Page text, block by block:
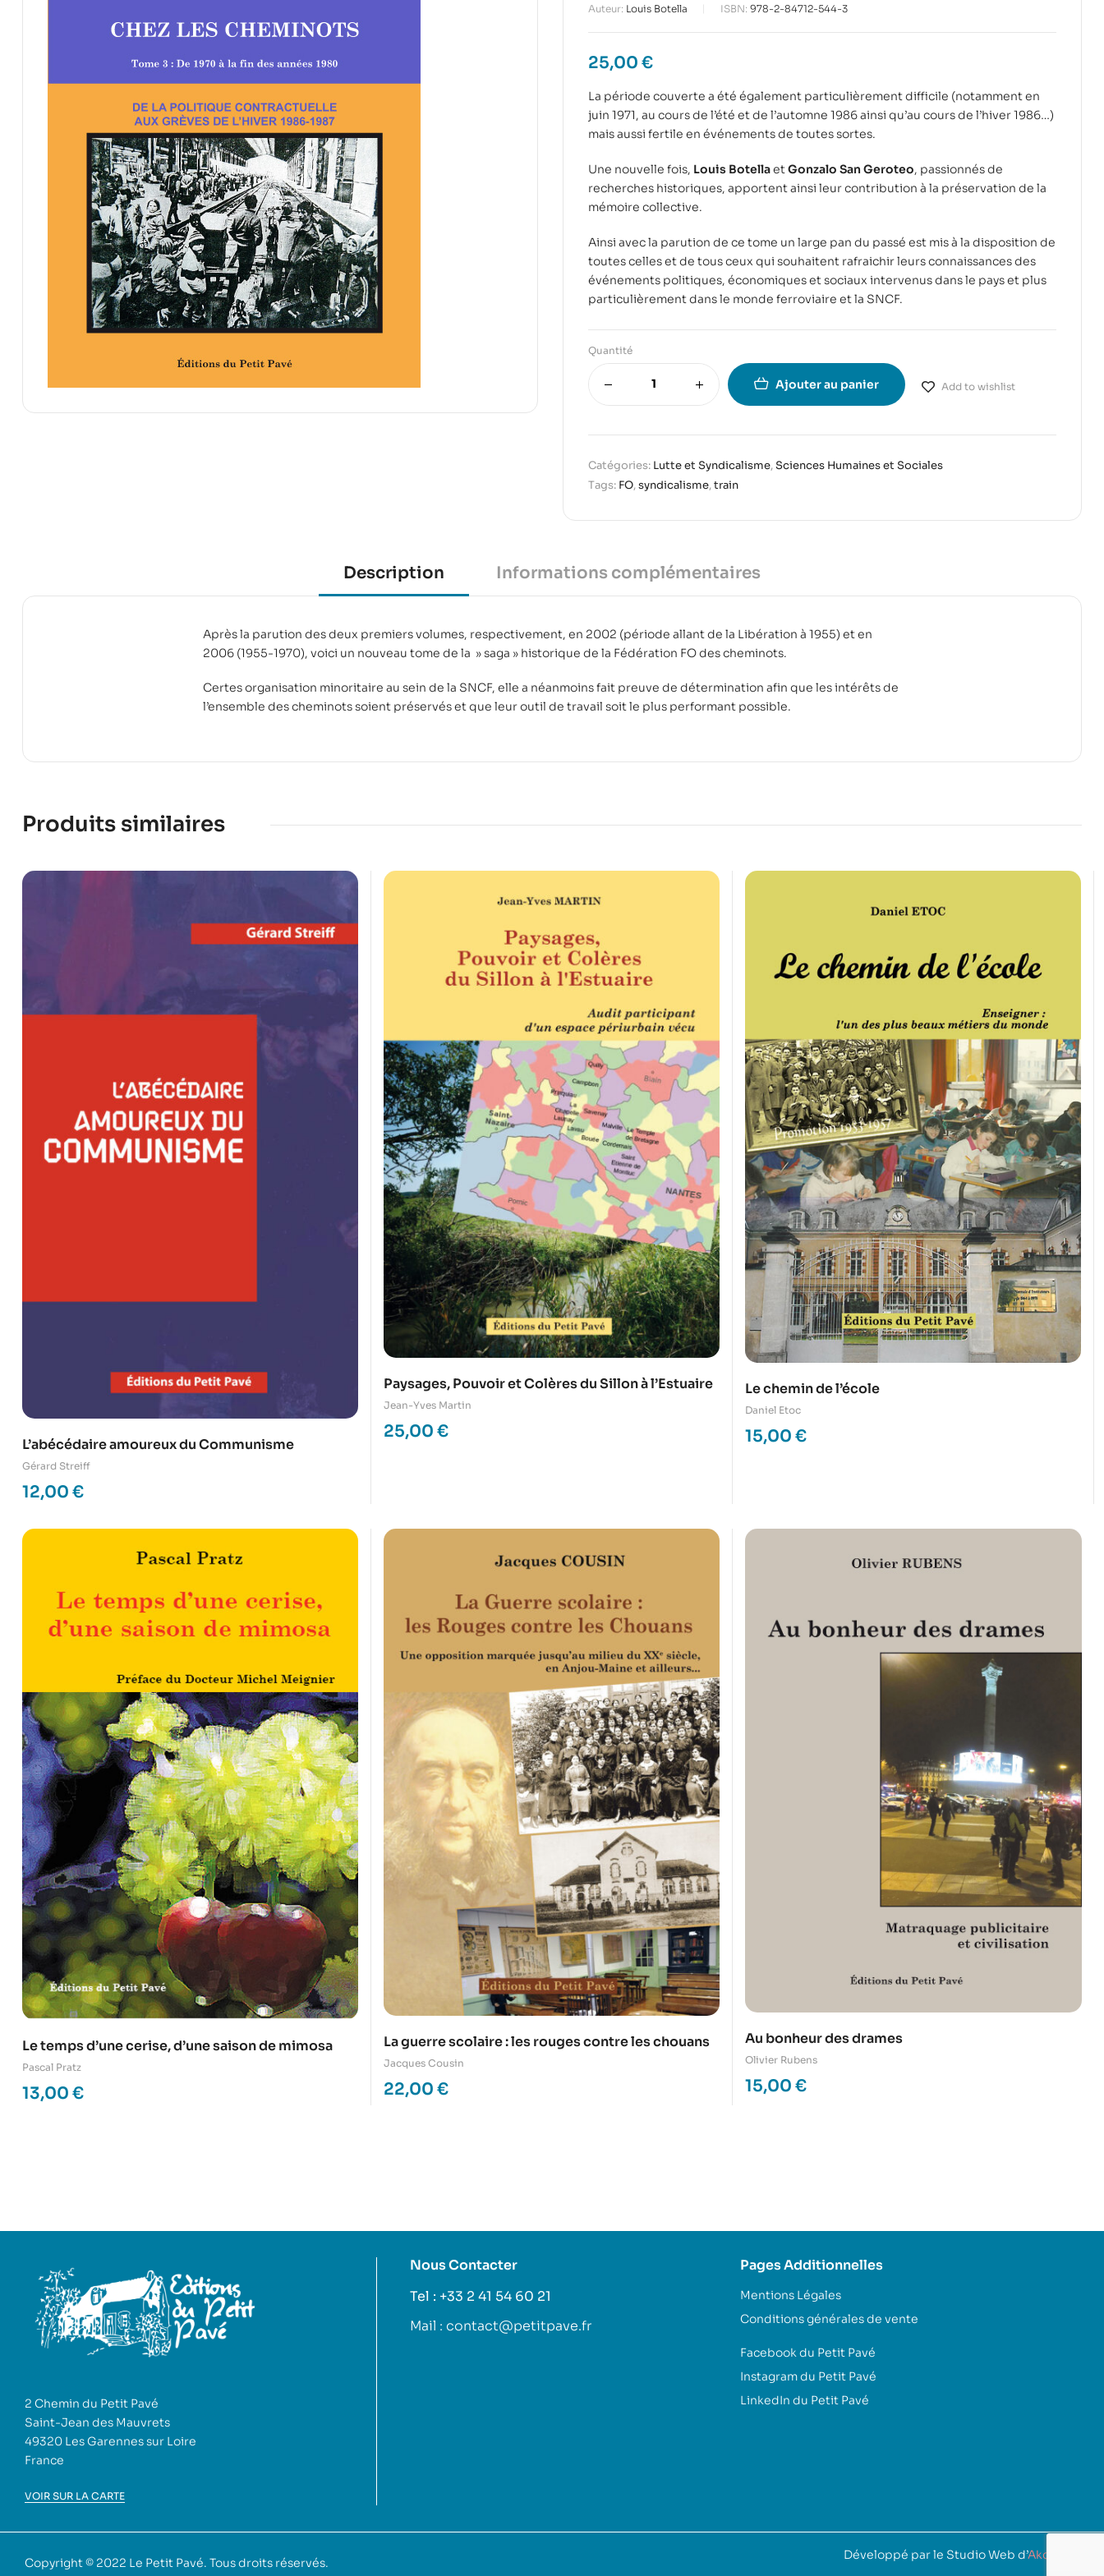
Auteur: Louis Botella ISBN: 978-2-84712-544-3
25,00 €
La période couverte a été également particulièrement difficile (notamment en
juin 1971, au cours de l’été et de l’automne 1986 ainsi qu’au cours de l’hiver 1986…)
mais aussi fertile en événements de toutes sortes.
Une nouvelle fois, Louis BotellaetGonzalo San Geroteo, passionnés de
recherches historiques, apportent ainsi leur contribution à la préservation de la
mémoire collective.
Ainsi avec la parution de ce tome un large pan du passé est mis à la disposition de
toutes celles et de tous ceux qui souhaitent rafraichir leurs connaissances des
événements politiques, économiques et sociaux intervenus dans le pays et plus
particulièrement dans le monde ferroviaire et la SNCF.
Quantité
Ajouter au panier Add to wishlist
Catégories: Lutte et Syndicalisme,Sciences Humaines et Sociales
Tags: FO,syndicalisme,train
Description Informations complémentaires
Après la parution des deux premiers volumes, respectivement, en 2002 (période allant de la Libération à 1955) et en
2006 (1955-1970), voici un nouveau tome de la » saga » historique de la Fédération FO des cheminots.
Certes organisation minoritaire au sein de la SNCF, elle a néanmoins fait preuve de détermination afin que les intérêts de
l’ensemble des cheminots soient préservés et que leur outil de travail soit le plus performant possible.
Produits similaires
L’abécédaire amoureux du Communisme
Gérard Streiff
12,00 €
Paysages, Pouvoir et Colères du Sillon à l’Estuaire
Jean-Yves Martin
25,00 €
Le chemin de l’école
Daniel Etoc
15,00 €
Le temps d’une cerise, d’une saison de mimosa
Pascal Pratz
13,00 €
La guerre scolaire : les rouges contre les chouans
Jacques Cousin
22,00 €
Au bonheur des drames
Olivier Rubens
15,00 €
2 Chemin du Petit Pavé
Saint-Jean des Mauvrets
49320 Les Garennes sur Loire
France
VOIR SUR LA CARTE
Nous Contacter
Tel : +33 2 41 54 60 21
Mail : contact@petitpave.fr
Pages Additionnelles
Mentions Légales
Conditions générales de vente
Facebook du Petit Pavé
Instagram du Petit Pavé
LinkedIn du Petit Pavé
Copyright © 2022 Le Petit Pavé. Tous droits réservés.
Développé par le Studio Web d’Akoufen